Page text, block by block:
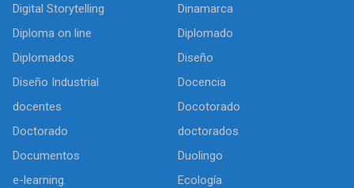
Digital Storytelling
Dinamarca
Diploma on line
Diplomado
Diplomados
Diseño
Diseño Industrial
Docencia
docentes
Docotorado
Doctorado
doctorados
Documentos
Duolingo
e-learning.
Ecología